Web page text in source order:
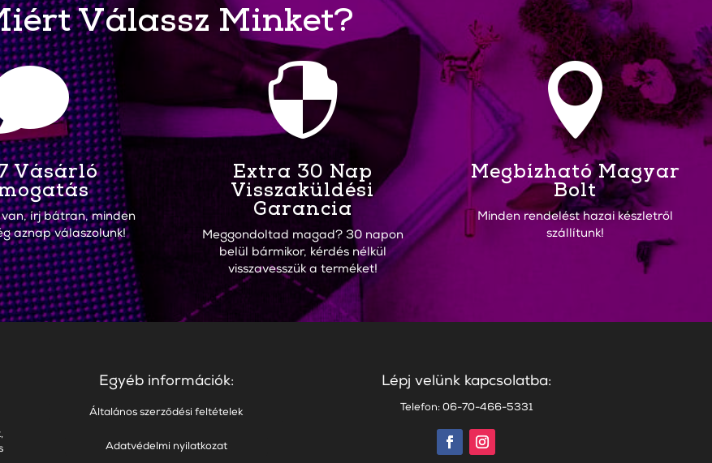
Válassz Minket?
Vásárló
van, írj bátran, minden
aznap válaszolunk!

Extra 30 Nap
Visszaküldési
Garancia
Meggondoltad magad? 30 napon
belül bármikor, kérdés nélkül
visszavesszük a terméket!

Megbízható Magyar
Bolt
Minden rendelést hazai készletről
szállítunk!
Egyéb információk:
Általános szerződési feltételek
Adatvédelmi nyilatkozat
Lépj velünk kapcsolatba:
Telefon: 06-70-466-5331